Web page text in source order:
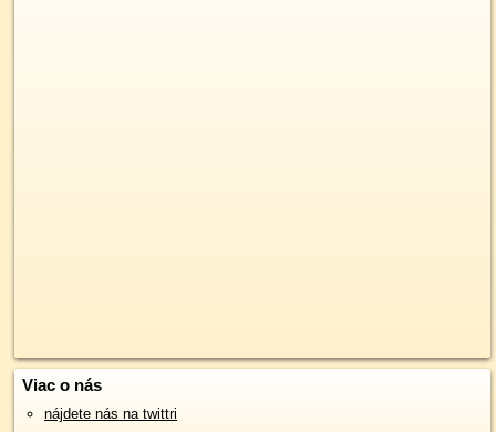
Viac o nás
nájdete nás na twittri